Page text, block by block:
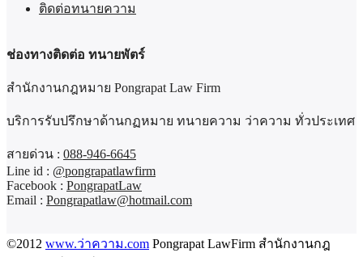
ติดต่อทนายความ
ช่องทางติดต่อ ทนายพัตร์
สำนักงานกฎหมาย Pongrapat Law Firm
บริการรับปรึกษาด้านกฏหมาย ทนายความ ว่าความ ทั่วประเทศ
สายด่วน : 088-946-6645
Line id : @pongrapatlawfirm
Facebook : PongrapatLaw
Email : Pongrapatlaw@hotmail.com
©2012 www.ว่าความ.com Pongrapat LawFirm สำนักงานกฎ